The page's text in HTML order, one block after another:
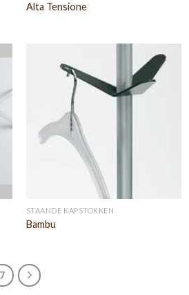
Alta Tensione
STAANDE KAPSTOKKEN
Bambu
7